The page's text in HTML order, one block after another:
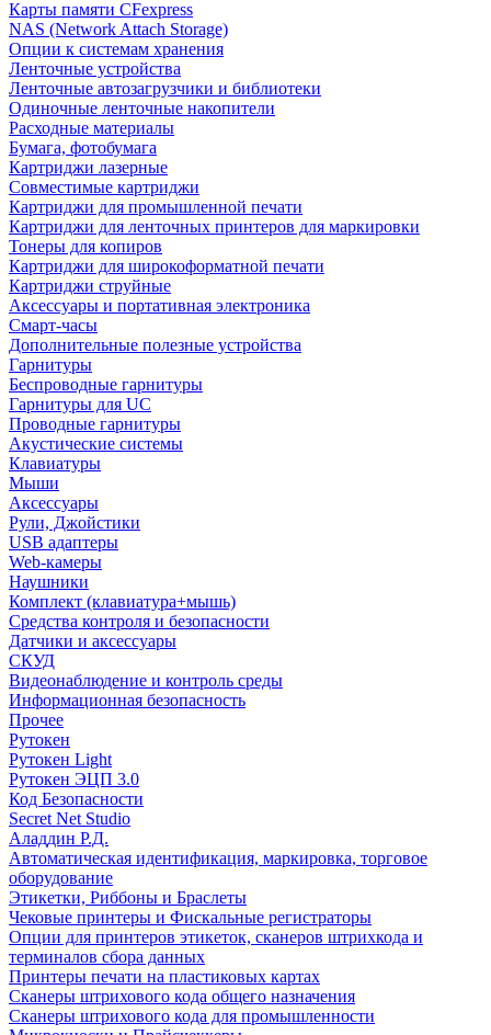
Карты памяти CFexpress
NAS (Network Attach Storage)
Опции к системам хранения
Ленточные устройства
Ленточные автозагрузчики и библиотеки
Одиночные ленточные накопители
Расходные материалы
Бумага, фотобумага
Картриджи лазерные
Совместимые картриджи
Картриджи для промышленной печати
Картриджи для ленточных принтеров для маркировки
Тонеры для копиров
Картриджи для широкоформатной печати
Картриджи струйные
Аксессуары и портативная электроника
Смарт-часы
Дополнительные полезные устройства
Гарнитуры
Беспроводные гарнитуры
Гарнитуры для UC
Проводные гарнитуры
Акустические системы
Клавиатуры
Мыши
Аксессуары
Рули, Джойстики
USB адаптеры
Web-камеры
Наушники
Комплект (клавиатура+мышь)
Средства контроля и безопасности
Датчики и аксессуары
СКУД
Видеонаблюдение и контроль среды
Информационная безопасность
Прочее
Рутокен
Рутокен Light
Рутокен ЭЦП 3.0
Код Безопасности
Secret Net Studio
Аладдин Р.Д.
Автоматическая идентификация, маркировка, торговое
оборудование
Этикетки, Риббоны и Браслеты
Чековые принтеры и Фискальные регистраторы
Опции для принтеров этикеток, сканеров штрихкода и
терминалов сбора данных
Принтеры печати на пластиковых картах
Сканеры штрихового кода общего назначения
Сканеры штрихового кода для промышленности